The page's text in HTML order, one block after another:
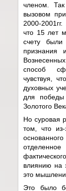
членом.
вызовом
2000-
что 15 лет
счету
признания
способ
чувствуя,
духовных
для
Золотого
Но суровая
том, что
влиянию на
это
Это было